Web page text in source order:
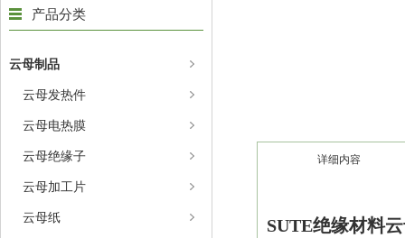
产品分类
云母制品
云母发热件
云母电热膜
云母绝缘子
云母加工片
云母纸
详细内容
SUTE绝缘材料